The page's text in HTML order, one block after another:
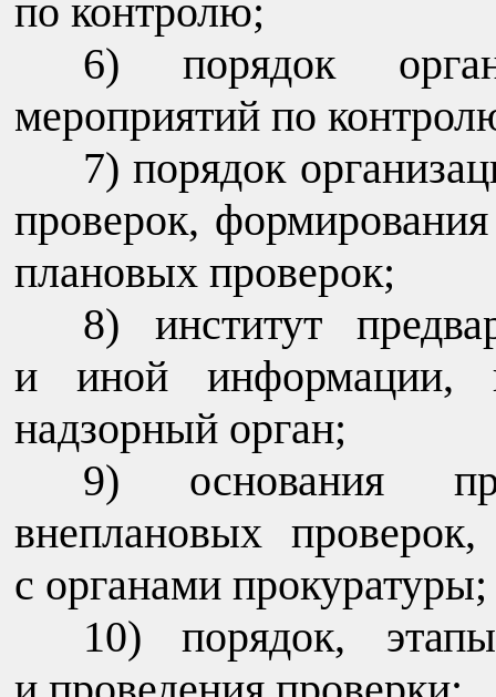
по контролю;
порядок
мероприятий по
порядок
проверок,
плановых проверок;
институт
и иной информации,
надзорный орган;
основания
внеплановых
с органами прокуратуры;
порядок,